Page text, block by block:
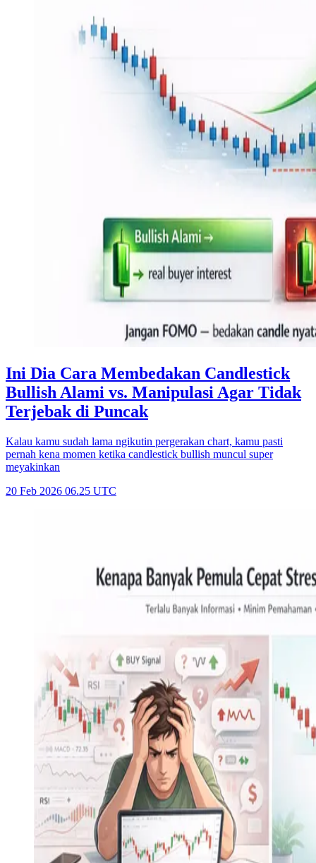
Ini Dia Cara Membedakan Candlestick
Bullish Alami vs. Manipulasi Agar Tidak
Terjebak di Puncak
Kalau kamu sudah lama ngikutin pergerakan chart, kamu pasti
pernah kena momen ketika candlestick bullish muncul super
meyakinkan
20 Feb 2026 06.25 UTC